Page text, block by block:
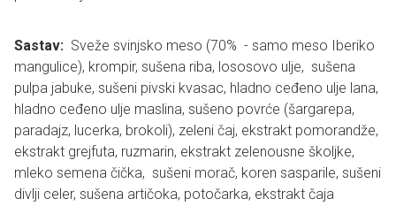
Sastav: Sveže svinjsko meso (70% - samo meso Iberiko
mangulice), krompir, sušena riba, lososovo ulje, sušena
pulpa jabuke, sušeni pivski kvasac, hladno ceđeno ulje lana,
hladno ceđeno ulje maslina, sušeno povrće (šargarepa,
paradajz, lucerka, brokoli), zeleni čaj, ekstrakt pomorandže,
ekstrakt grejfuta, ruzmarin, ekstrakt zelenousne školjke,
mleko semena čička, sušeni morač, koren sasparile, sušeni
divlji celer, sušena artičoka, potočarka, ekstrakt čaja